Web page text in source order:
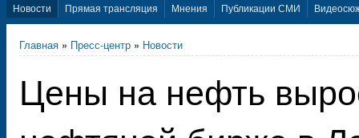
Новости Прямая трансляция Мнения Публикации СМИ
Главная » Пресс-центр » Новости
Цены на нефть